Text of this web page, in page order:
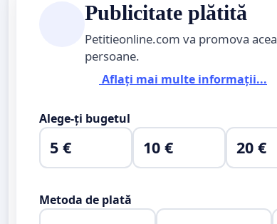
Publicitate plătită
Petitieonline.com va promova
persoane.
Aflați mai multe informații...
Alege-ți bugetul
5 € 10 € 20 €
Metoda de plată